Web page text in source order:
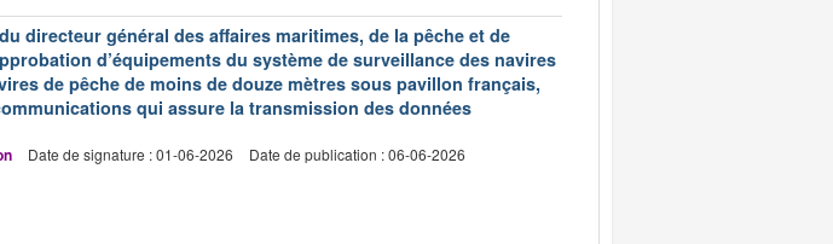
directeur général des affaires maritimes, de la pêche et de
d’équipements du système de surveillance des navires
de pêche de moins de douze mètres sous pavillon français,
qui assure la transmission des données
Date de signature : 01-06-2026 Date de publication : 06-06-2026